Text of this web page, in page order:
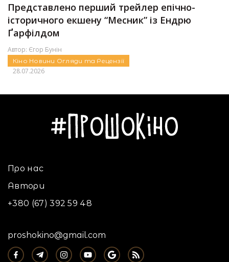
Представлено перший трейлер епічно-
історичного екшену “Месник” із Ендрю
Ґарфілдом
Автор: Єгор Бунін
Кіно Новини Огляди та Рецензії
28.07.2026
Про нас
Автори
+380 (67) 392 59 48
proshokino@gmail.com